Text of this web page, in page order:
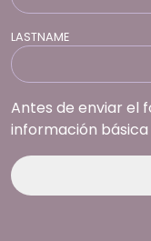
LASTNAME
Antes de enviar el
información